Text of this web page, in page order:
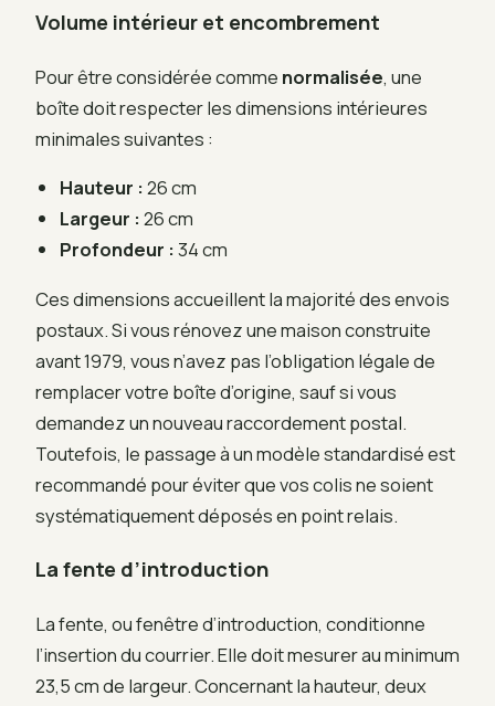
Volume intérieur et encombrement
Pour être considérée comme normalisée, une
boîte doit respecter les dimensions intérieures
minimales suivantes :
Hauteur : 26 cm
Largeur : 26 cm
Profondeur : 34 cm
Ces dimensions accueillent la majorité des envois
postaux. Si vous rénovez une maison construite
avant 1979, vous n’avez pas l’obligation légale de
remplacer votre boîte d’origine, sauf si vous
demandez un nouveau raccordement postal.
Toutefois, le passage à un modèle standardisé est
recommandé pour éviter que vos colis ne soient
systématiquement déposés en point relais.
La fente d’introduction
La fente, ou fenêtre d’introduction, conditionne
l’insertion du courrier. Elle doit mesurer au minimum
23,5 cm de largeur. Concernant la hauteur, deux